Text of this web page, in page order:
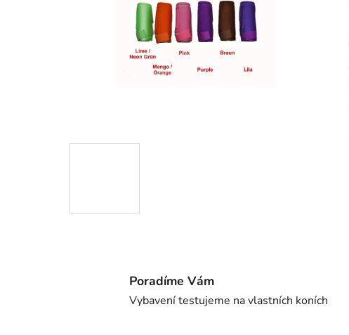
Poradíme Vám
Vybavení testujeme na vlastních koních